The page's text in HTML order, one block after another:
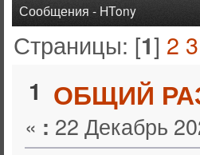
Сообщения - HTony
Страницы: [1] 2 3
1 ОБЩИЙ
« : 22 Декабрь